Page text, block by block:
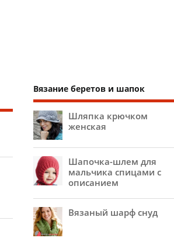
Вязание беретов и шапок
Шляпка крючком
женская
Шапочка-шлем для
мальчика спицами с
описанием
Вязаный шарф снуд